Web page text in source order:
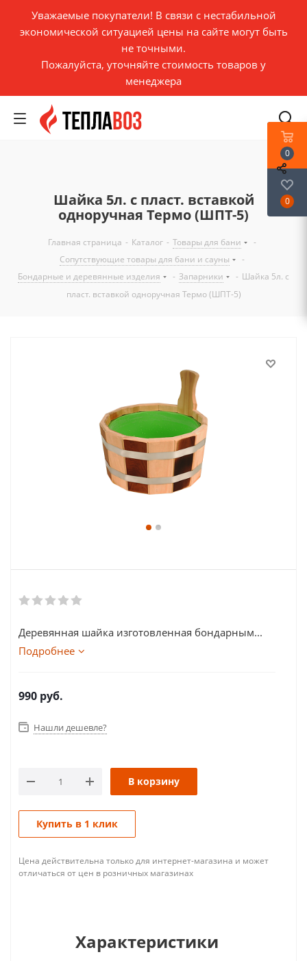
Уважаемые покупатели! В связи с нестабильной
экономической ситуацией цены на сайте могут быть
не точными.
Пожалуйста, уточняйте стоимость товаров у
менеджера
Шайка 5л. с пласт. вставкой
одноручная Термо (ШПТ-5)
Главная страница - Каталог - Товары для бани
-
Сопутствующие товары для бани и сауны
-
Бондарные и деревянные изделия
- Запарники - Шайка 5л. с
пласт. вставкой одноручная Термо (ШПТ-5)
Деревянная шайка изготовленная бондарным...
Подробнее
990 руб.
Нашли дешевле?
В корзину
Купить в 1 клик
Цена действительна только для интернет-магазина и может
отличаться от цен в розничных магазинах
Характеристики
0
0